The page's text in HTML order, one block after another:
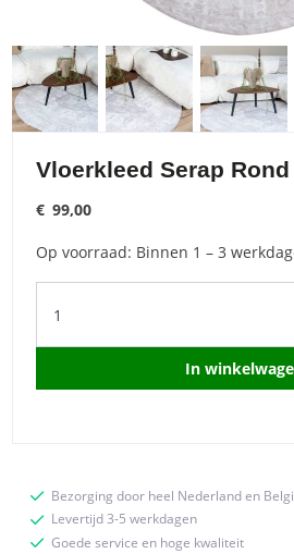
Vloerkleed Serap
€ 99,00
Op voorraad: Binnen 1 – 3
Serap
In
Bezorging door heel Nederland en
Levertijd 3-5 werkdagen
Goede service en hoge kwaliteit